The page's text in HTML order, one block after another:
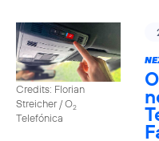
Credits: Florian
Streicher / O2
Telefónica
O